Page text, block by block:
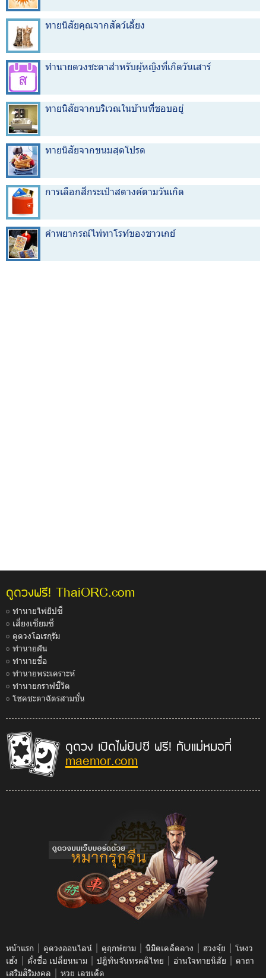
ทายนิสัยคุณจากสัตว์เลี้ยง
ทำนายดวงชะตาสำหรับผู้หญิงที่เกิดวันเสาร์
ทายนิสัยจากบริเวณในบ้านที่ชอบอยู่
ทายนิสัยจากขนมสุดโปรด
การเลือกสีกระเป๋าสตางค์ตามวันเกิด
คำพยากรณ์ไพ่ทาโรท์ของชาวเกย์
ดูดวงฟรี! ThaiORC.com
ทำนายไพ่ยิปซี
เสี่ยงเซียมซี
ดูดวงโอเรกุรัม
ทำนายฝัน
ทำนายชื่อ
ทำนายพระเคราะห์
ทำนายกราฟชีวิต
โชคชะตาฉัตรสามชั้น
ดูดวง เปิดไพ่ยิปซี ฟรี! กับแม่หมอที่
maemor.com
หน้าแรก | ดูดวงออนไลน์ | ดูฤกษ์ยาม | นิมิตเคล็ดลาง | ฮวงจุ้ย | โหงว
เฮ้ง | ตั้งชื่อ เปลี่ยนนาม | ปฎิทินจันทรคติไทย | อ่านใจทายนิสัย | คาถา
เสริมสิริมงคล | หวย เลขเด็ด